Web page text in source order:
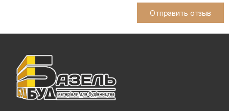
Отправить отзыв